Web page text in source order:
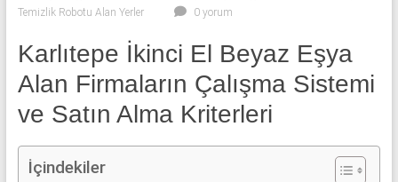
klima
kombi
Temizlik Robotu Alan Yerler
0 yorum
Karlıtepe İkinci El Beyaz Eşya
Alan Firmaların Çalışma Sistemi
ve Satın Alma Kriterleri
İçindekiler